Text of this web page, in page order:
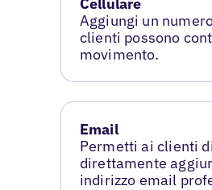
Aggiungi un
clienti possono
movimento.
Email
Permetti ai clienti
direttamente
indirizzo email